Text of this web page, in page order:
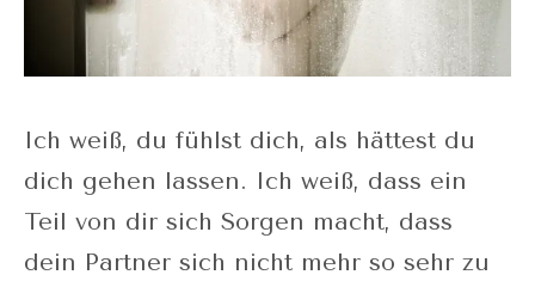
Ich weiß, du fühlst dich, als hättest du
dich gehen lassen. Ich weiß, dass ein
Teil von dir sich Sorgen macht, dass
dein Partner sich nicht mehr so sehr zu